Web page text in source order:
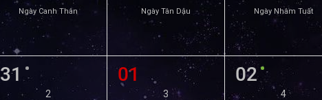
Ngày Canh Thân Ngày Tân Dậu Ngày Nhâm Tuất
31
2
01
3
02
4